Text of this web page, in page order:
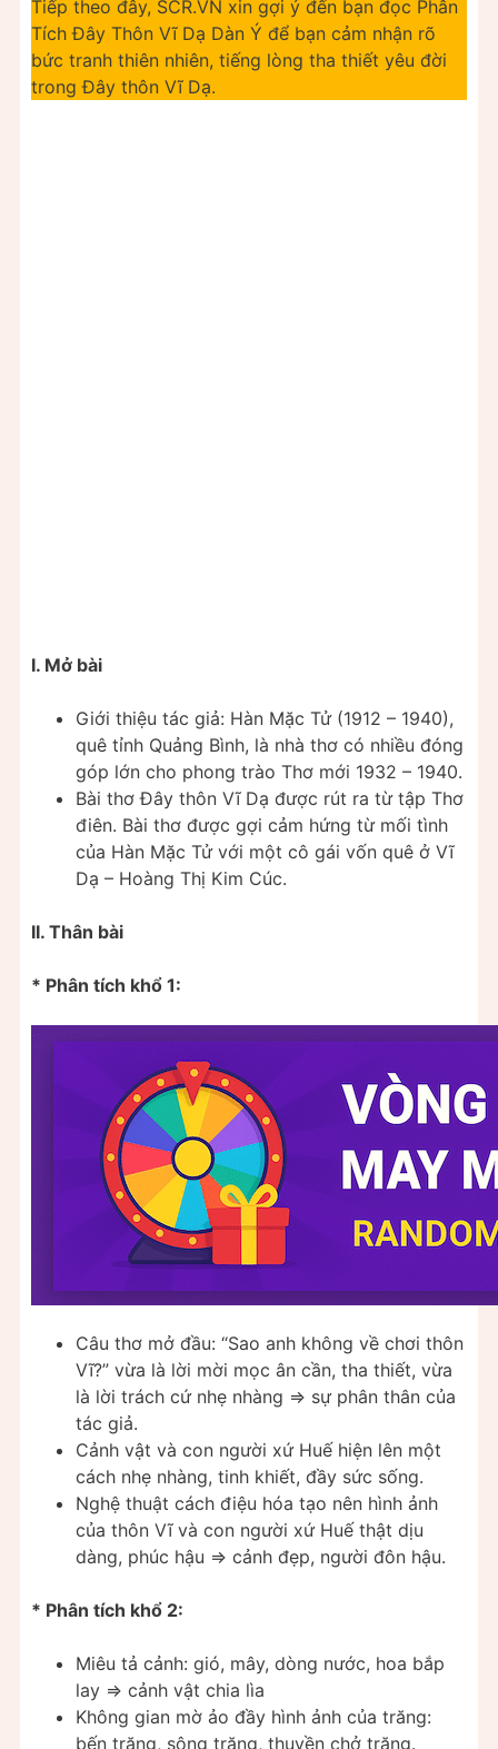
Tiếp theo đây, SCR.VN xin gợi ý đến bạn đọc Phân
Tích Đây Thôn Vĩ Dạ Dàn Ý để bạn cảm nhận rõ
bức tranh thiên nhiên, tiếng lòng tha thiết yêu đời
trong Đây thôn Vĩ Dạ.
I. Mở bài
Giới thiệu tác giả: Hàn Mặc Tử (1912 – 1940),
quê tỉnh Quảng Bình, là nhà thơ có nhiều đóng
góp lớn cho phong trào Thơ mới 1932 – 1940.
Bài thơ Đây thôn Vĩ Dạ được rút ra từ tập Thơ
điên. Bài thơ được gợi cảm hứng từ mối tình
của Hàn Mặc Tử với một cô gái vốn quê ở Vĩ
Dạ – Hoàng Thị Kim Cúc.
II. Thân bài
* Phân tích khổ 1:
Câu thơ mở đầu: “Sao anh không về chơi thôn
Vĩ?” vừa là lời mời mọc ân cần, tha thiết, vừa
là lời trách cứ nhẹ nhàng ⇒ sự phân thân của
tác giả.
Cảnh vật và con người xứ Huế hiện lên một
cách nhẹ nhàng, tinh khiết, đầy sức sống.
Nghệ thuật cách điệu hóa tạo nên hình ảnh
của thôn Vĩ và con người xứ Huế thật dịu
dàng, phúc hậu ⇒ cảnh đẹp, người đôn hậu.
* Phân tích khổ 2:
Miêu tả cảnh: gió, mây, dòng nước, hoa bắp
lay ⇒ cảnh vật chia lìa
Không gian mờ ảo đầy hình ảnh của trăng:
bến trăng, sông trăng, thuyền chở trăng.